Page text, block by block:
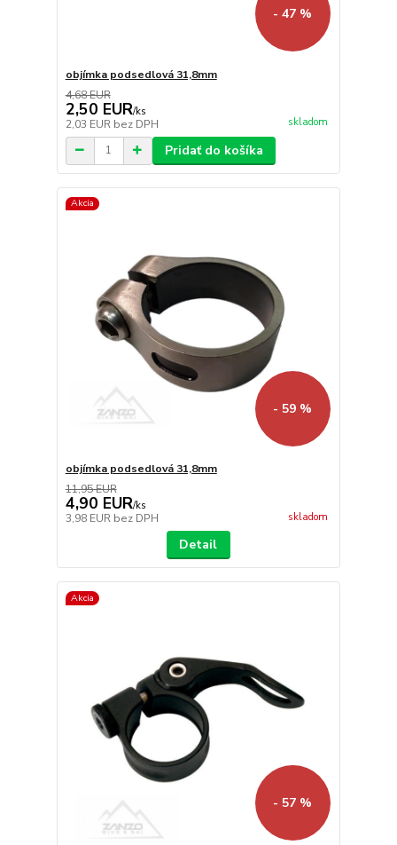
- 47 %
objímka podsedlová 31,8mm
4,68 EUR
2,50 EUR/ks
2,03 EUR bez DPH skladom
Pridať do košíka
Akcia
- 59 %
objímka podsedlová 31,8mm
11,95 EUR
4,90 EUR/ks
3,98 EUR bez DPH skladom
Detail
Akcia
- 57 %